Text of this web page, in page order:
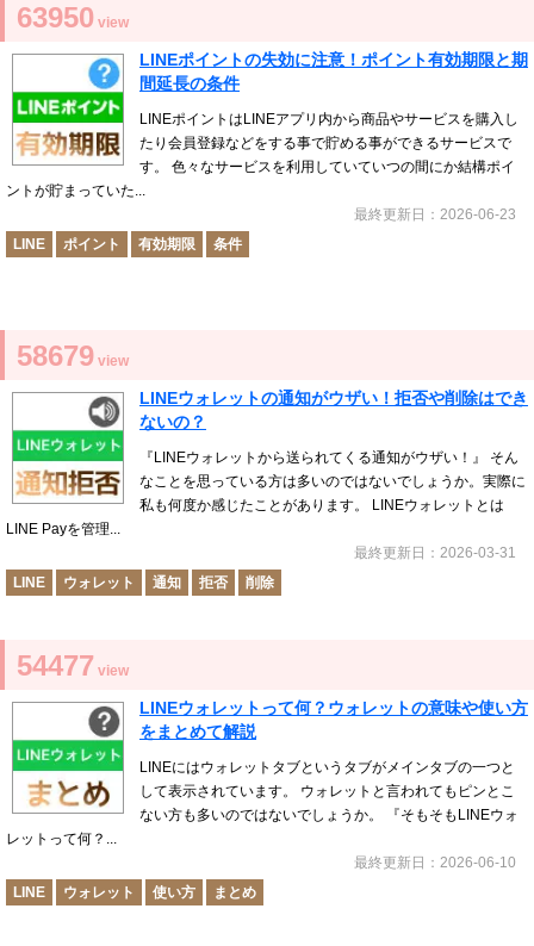
63950 view
LINEポイントの失効に注意！ポイント有効期限と期
間延長の条件
LINEポイントはLINEアプリ内から商品やサービスを購入し
たり会員登録などをする事で貯める事ができるサービスで
す。 色々なサービスを利用していていつの間にか結構ポイ
ントが貯まっていた...
最終更新日：2026-06-23
LINE
ポイント 有効期限 条件
58679 view
LINEウォレットの通知がウザい！拒否や削除はでき
ないの？
『LINEウォレットから送られてくる通知がウザい！』 そん
なことを思っている方は多いのではないでしょうか。実際に
私も何度か感じたことがあります。 LINEウォレットとは
LINE Payを管理...
最終更新日：2026-03-31
LINE
ウォレット 通知 拒否 削除
54477 view
LINEウォレットって何？ウォレットの意味や使い方
をまとめて解説
LINEにはウォレットタブというタブがメインタブの一つと
して表示されています。 ウォレットと言われてもピンとこ
ない方も多いのではないでしょうか。 『そもそもLINEウォ
レットって何？...
最終更新日：2026-06-10
LINE
ウォレット 使い方 まとめ